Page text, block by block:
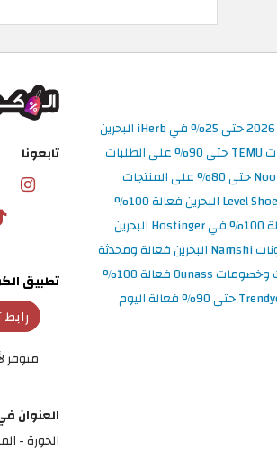
تابعونا
تطبيق
متوفر
العنوان